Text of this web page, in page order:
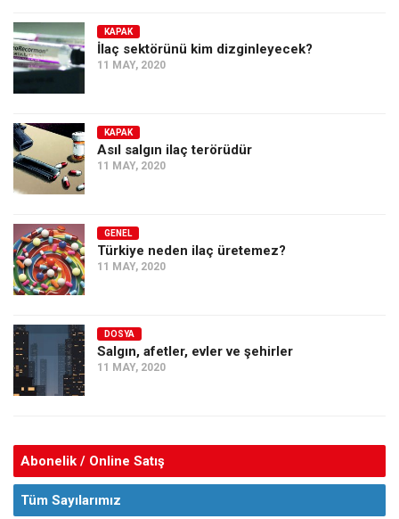
KAPAK
İlaç sektörünü kim dizginleyecek?
11 MAY, 2020
KAPAK
Asıl salgın ilaç terörüdür
11 MAY, 2020
GENEL
Türkiye neden ilaç üretemez?
11 MAY, 2020
DOSYA
Salgın, afetler, evler ve şehirler
11 MAY, 2020
Abonelik / Online Satış
Tüm Sayılarımız